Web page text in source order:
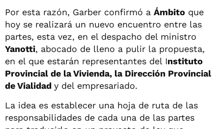
Por esta razón, Garber confirmó a Ámbito que
hoy se realizará un nuevo encuentro entre las
partes, esta vez, en el despacho del ministro
Yanotti, abocado de lleno a pulir la propuesta,
en el que estarán representantes del Instituto
Provincial de la Vivienda, la Dirección Provincial
de Vialidad y del empresariado.
La idea es establecer una hoja de ruta de las
responsabilidades de cada una de las partes